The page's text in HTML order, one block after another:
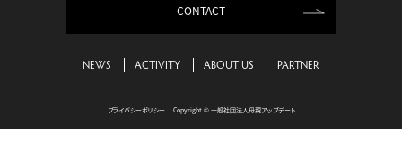
CONTACT
NEWS ACTIVITY ABOUT US PARTNER
プライバシーポリシー｜Copyright © 一般社団法人母親アップデート